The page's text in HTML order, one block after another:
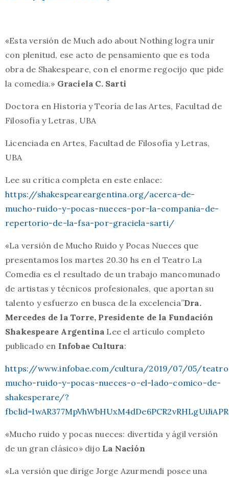
«Esta versión de Much ado about Nothing logra unir
con plenitud, ese acto de pensamiento que es toda
obra de Shakespeare, con el enorme regocijo que pide
la comedia.» Graciela C. Sarti
Doctora en Historia y Teoría de las Artes, Facultad de
Filosofía y Letras, UBA
Licenciada en Artes, Facultad de Filosofía y Letras,
UBA
Lee su crítica completa en este enlace:
https://shakespeareargentina.org/acerca-de-
mucho-ruido-y-pocas-nueces-por-la-compania-de-
repertorio-de-la-fsa-por-graciela-sarti/
«La versión de Mucho Ruido y Pocas Nueces que
presentamos los martes 20.30 hs en el Teatro La
Comedia es el resultado de un trabajo mancomunado
de artistas y técnicos profesionales, que aportan su
talento y esfuerzo en busca de la excelencia”Dra.
Mercedes de la Torre, Presidente de la Fundación
Shakespeare Argentina Lee el artículo completo
publicado en Infobae Cultura:
https://www.infobae.com/cultura/2019/07/05/
mucho-ruido-y-pocas-nueces-o-el-lado-comico-de-
shakesperare/?
«Mucho ruido y pocas nueces: divertida y ágil versión
de un gran clásico» dijo La Nación
«La versión que dirige Jorge Azurmendi posee una